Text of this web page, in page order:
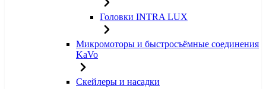
Головки INTRA LUX
Микромоторы и быстросъёмные соединения
KaVo
Скейлеры и насадки